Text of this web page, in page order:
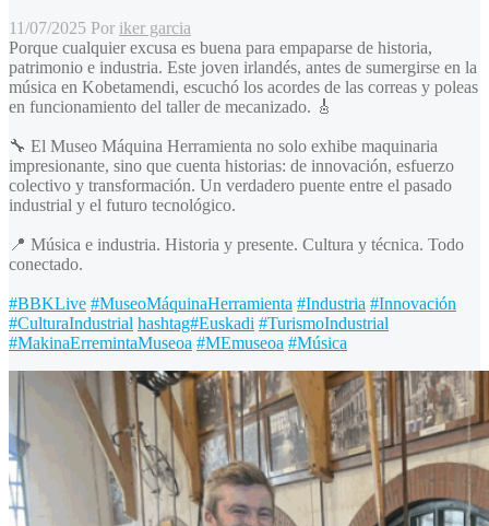
11/07/2025 Por iker garcia
Porque cualquier excusa es buena para empaparse de historia,
patrimonio e industria. Este joven irlandés, antes de sumergirse en la
música en Kobetamendi, escuchó los acordes de las correas y poleas
en funcionamiento del taller de mecanizado. 🎸
🔧 El Museo Máquina Herramienta no solo exhibe maquinaria
impresionante, sino que cuenta historias: de innovación, esfuerzo
colectivo y transformación. Un verdadero puente entre el pasado
industrial y el futuro tecnológico.
📍 Música e industria. Historia y presente. Cultura y técnica. Todo
conectado.
#BBKLive #MuseoMáquinaHerramienta #Industria #Innovación
#CulturaIndustrial hashtag#Euskadi #TurismoIndustrial
#MakinaErremintaMuseoa #MEmuseoa #Música